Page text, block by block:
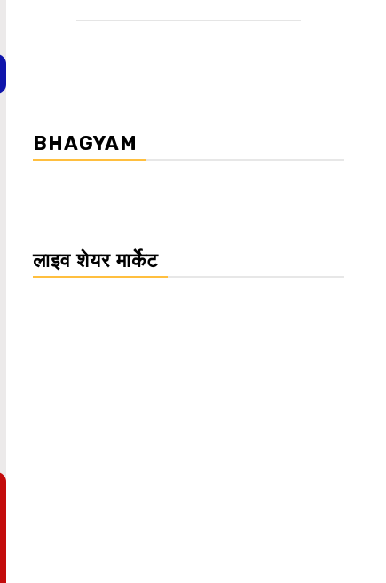
BHAGYAM
लाइव शेयर मार्केट